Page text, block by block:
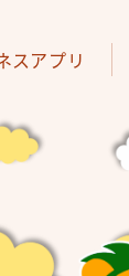
スアプリ